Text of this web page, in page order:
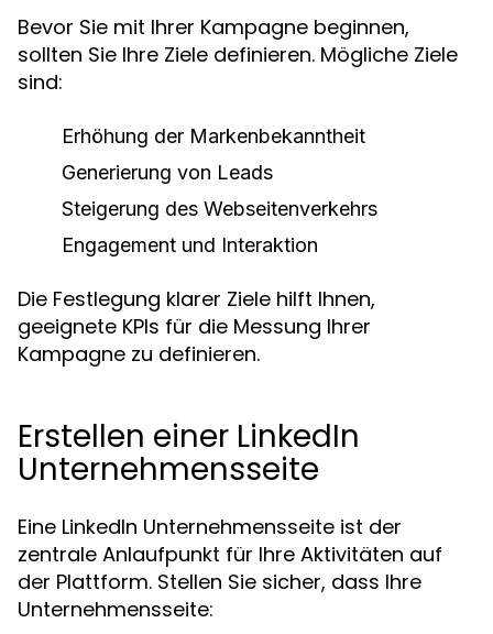
Bevor Sie mit Ihrer Kampagne beginnen,
sollten Sie Ihre Ziele definieren. Mögliche Ziele
sind:
Erhöhung der Markenbekanntheit
Generierung von Leads
Steigerung des Webseitenverkehrs
Engagement und Interaktion
Die Festlegung klarer Ziele hilft Ihnen,
geeignete KPIs für die Messung Ihrer
Kampagne zu definieren.
Erstellen einer LinkedIn
Unternehmensseite
Eine LinkedIn Unternehmensseite ist der
zentrale Anlaufpunkt für Ihre Aktivitäten auf
der Plattform. Stellen Sie sicher, dass Ihre
Unternehmensseite: